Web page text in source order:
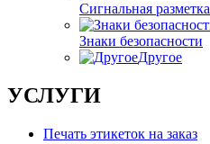
Сигнальная разметка
Знаки безопасности
Другое
УСЛУГИ
Печать этикеток на заказ